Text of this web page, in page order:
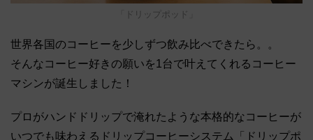
「ドリップポッド」
世界各国のコーヒーを少しずつ飲み比べできたら。。
そんなコーヒー好きの願いを1台で叶えてくれるコーヒー
マシンが誕生しました！
プロがハンドドリップで淹れたような本格的なコーヒーが
いつでも味わえるドリップコーヒーシステム「ドリップポ